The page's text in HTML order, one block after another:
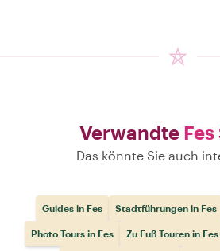
Verwandte Fes
Das könnte Sie auch
Guides in Fes Stadtführungen in Fes
Photo Tours in Fes Zu Fuß Touren in Fes